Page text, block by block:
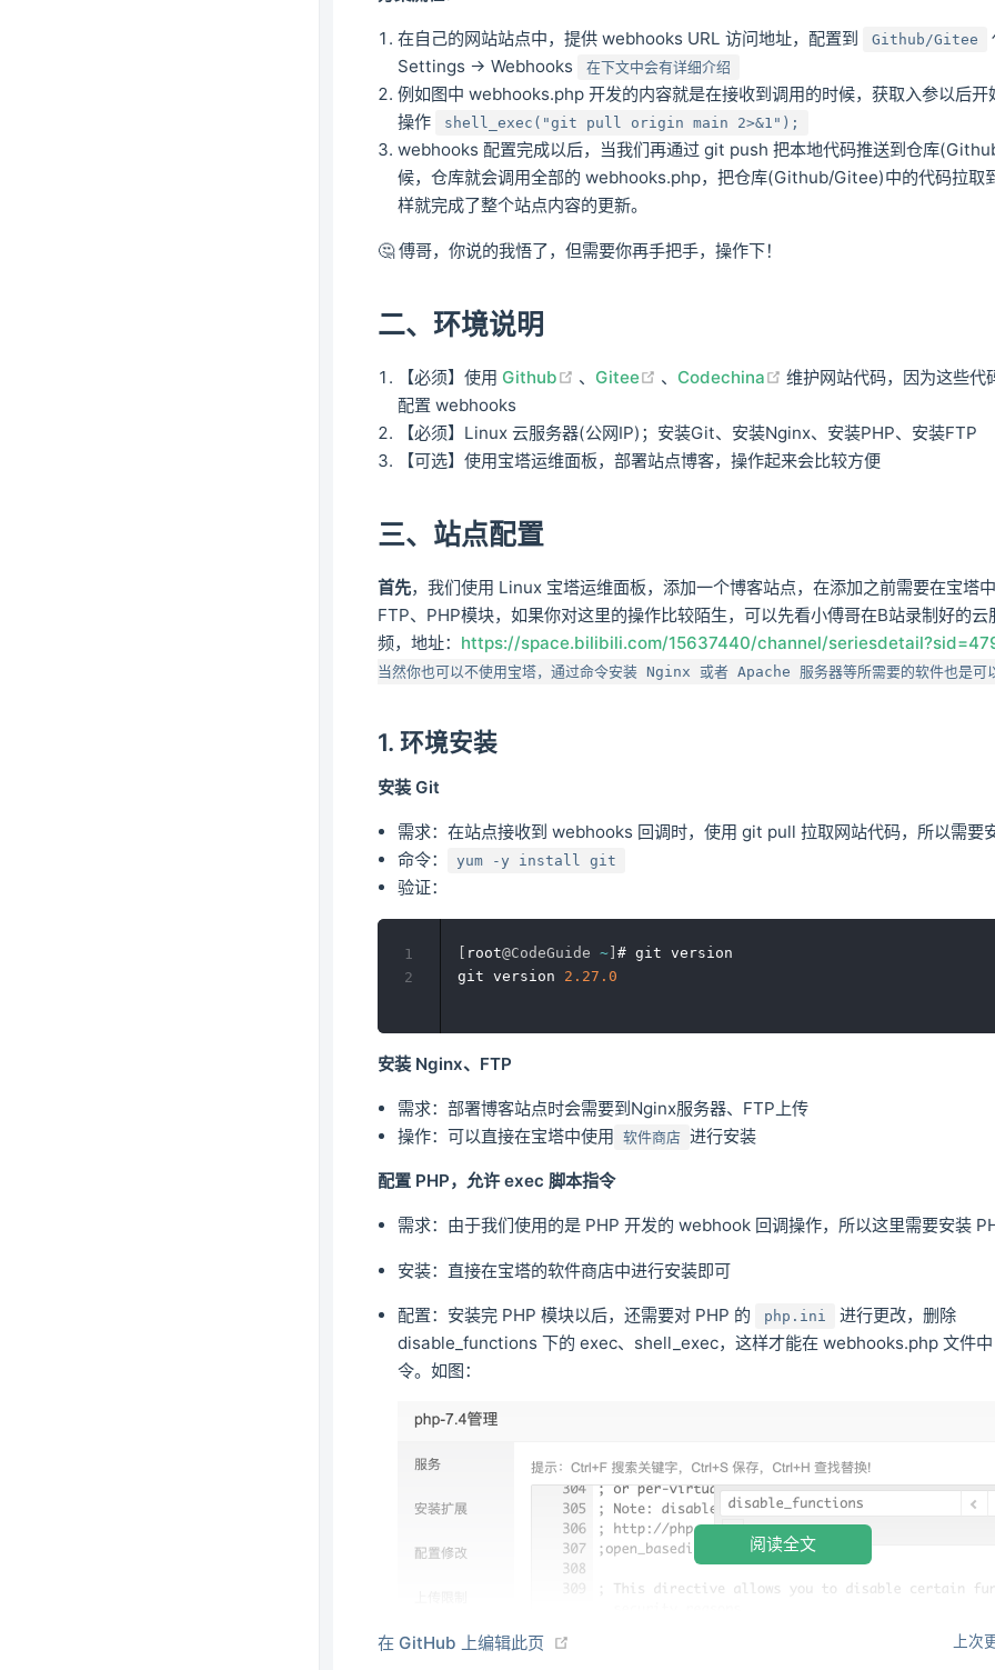
在自己的网站站点中，提供 webhooks URL 访问地址，配置到 Github/Gitee
Settings -> Webhooks
在下文中会有详细介绍
例如图中 webhooks.php 开发的内容就是在接收到调用的时候，获取入参以后
操作
shell_exec("git pull origin main 2>&1");
webhooks 配置完成以后，当我们再通过 git push 把本地代码推送到仓库
候，仓库就会调用全部的 webhooks.php，把仓库(Github/Gitee)中的代码拉取
样就完成了整个站点内容的更新。
🤔 傅哥，你说的我悟了，但需要你再手把手，操作下！
二、环境说明
【必须】使用 Github (opens new window)
、 Gitee (opens new window)
、 Codechina (opens new window)
维护网站代码，因为这些代
配置 webhooks
【必须】Linux 云服务器(公网IP)；安装Git、安装Nginx、安装PHP、安装FTP
【可选】使用宝塔运维面板，部署站点博客，操作起来会比较方便
三、站点配置
首先，我们使用 Linux 宝塔运维面板，添加一个博客站点，在添加之前需要在宝塔
FTP、PHP模块，如果你对这里的操作比较陌生，可以先看小傅哥在B站录制好的云
频，地址： https://space.bilibili.com/15637440/channel/
当然你也可以不使用宝塔，通过命令安装 Nginx 或者 Apache 服务器等所需要的软件也是可
1. 环境安装
安装 Git
需求：在站点接收到 webhooks 回调时，使用 git pull 拉取网站代码，所以需要
命令：
yum -y install git
验证：
[ root@CodeGuide ~] # git version
git version 2.27 .0
1
2
安装 Nginx、FTP
需求：部署博客站点时会需要到Nginx服务器、FTP上传
操作：可以直接在宝塔中使用
软件商店 进行安装
配置 PHP，允许 exec 脚本指令
需求：由于我们使用的是 PHP 开发的 webhook 回调操作，所以这里需要安装
安装：直接在宝塔的软件商店中进行安装即可
配置：安装完 PHP 模块以后，还需要对 PHP 的 php.ini
进行更改，删除
disable_functions 下的 exec、shell_exec，这样才能在 webhooks.php 文件中
令。如图：
阅读全文
在 GitHub 上编辑此页 上次